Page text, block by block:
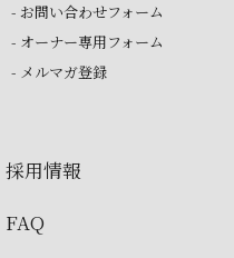
- お問い合わせフォーム
- オーナー専用フォーム
- メルマガ登録
採用情報
FAQ